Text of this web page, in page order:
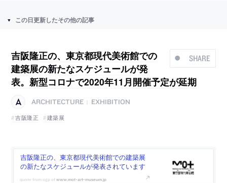
この日更新したその他の記事
SHARE
吉阪隆正の、東京都現代美術館での
建築展の新たなスケジュールが発
表。新型コロナで2020年11月開催予定が延期
ARCHITECTURE
EXHIBITION
吉阪隆正
建築展
吉阪隆正の、東京都現代美術館での建築展
の新たなスケジュールが発表されています
www.mot-art-museum.jp